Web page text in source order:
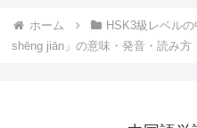
ホーム HSK3級レベル
shēng jiān」の意味・発音・読み方